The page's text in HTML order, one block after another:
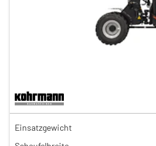
147,00 €
123,00 €
Einsatzgewicht